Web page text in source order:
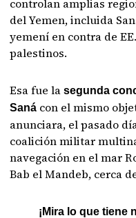
controlan amplias
del Yemen, incluida
yemení en contra de
palestinos.
Esa fue lasegunda
Saná con el mismo
anunciara, el pasado
coalición militar
navegación en el mar
Bab el Mandeb, cerca
¡Mira lo que tiene